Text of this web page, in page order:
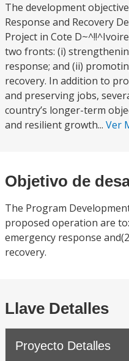
The development
Response and Recovery
Project in Cote
two fronts: (i)
response; and (ii)
recovery. In addition to
and preserving jobs,
country’s longer-term
and resilient growth... Ver
Objetivo de
The Program
proposed operation are
emergency response
recovery.
Llave Detalles
Proyecto Detalles